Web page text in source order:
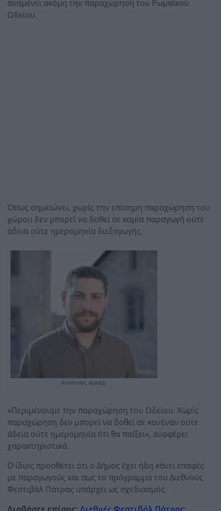
αναμένει ακόμη την παραχώρηση του Ρωμαϊκού
Ωδείου.
Όπως σημειώνει, χωρίς την επίσημη παραχώρηση του
χώρου δεν μπορεί να δοθεί σε καμία παραγωγή ούτε
άδεια ούτε ημερομηνία διεξαγωγής.
Απόστολος Αγγελής
«Περιμένουμε την παραχώρηση του Ωδείου. Χωρίς
παραχώρηση δεν μπορεί να δοθεί σε κανέναν ούτε
άδεια ούτε ημερομηνία ότι θα παίξει», αναφέρει
χαρακτηριστικά.
Ο ίδιος προσθέτει ότι ο Δήμος έχει ήδη κάνει επαφές
με παραγωγούς και πως το πρόγραμμα του Διεθνούς
Φεστιβάλ Πάτρας υπάρχει ως σχεδιασμός.